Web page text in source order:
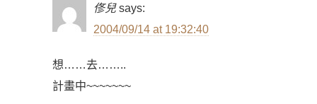
俢兒 says:
2004/09/14 at 19:32:40
想……去……..
計畫中~~~~~~~